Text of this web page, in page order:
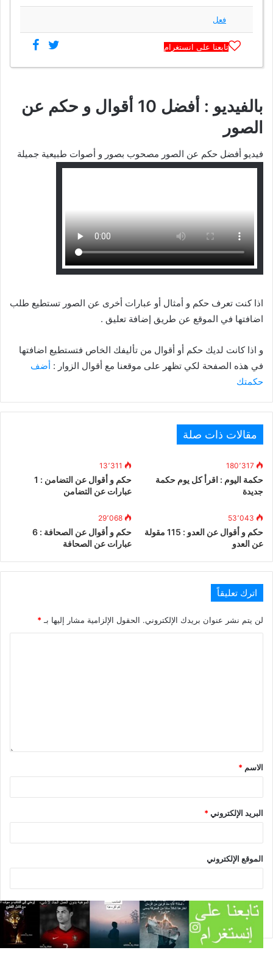
فعل
تابعنا على انستغرام
بالفيديو : أفضل 10 أقوال و حكم عن
الصور
فيديو أفضل حكم عن الصور مصحوب بصور و أصوات طبيعية جميلة
اذا كنت تعرف حكم و أمثال أو عبارات أخرى عن الصور تستطيع طلب
اضافتها في الموقع عن طريق إضافة تعليق .
و اذا كانت لديك حكم أو أقوال من تأليفك الخاص فتستطيع اضافتها
في هذه الصفحة لكي تظهر على موقعنا مع أقوال الزوار : أضف
حكمتك
مقالات ذات صلة
180٬317
حكمة اليوم : اقرأ كل يوم حكمة
جديدة
13٬311
حكم و أقوال عن التضامن : 1
عبارات عن التضامن
53٬043
حكم و أقوال عن العدو : 115 مقولة
عن العدو
29٬068
حكم و أقوال عن الصحافة : 6
عبارات عن الصحافة
اترك تعليقاً
لن يتم نشر عنوان بريدك الإلكتروني. الحقول الإلزامية مشار إليها بـ *
الاسم *
البريد الإلكتروني*
الموقع الإلكتروني